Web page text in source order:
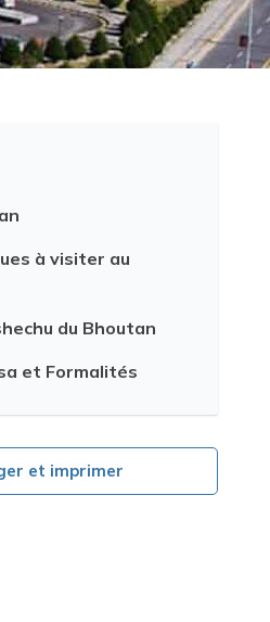
à visiter au
du Bhoutan
et Formalités
et imprimer